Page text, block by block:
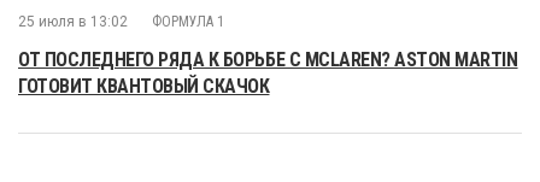
25 июля в 13:02 ФОРМУЛА 1
ОТ ПОСЛЕДНЕГО РЯДА К БОРЬБЕ С MCLAREN? ASTON MARTIN
ГОТОВИТ КВАНТОВЫЙ СКАЧОК